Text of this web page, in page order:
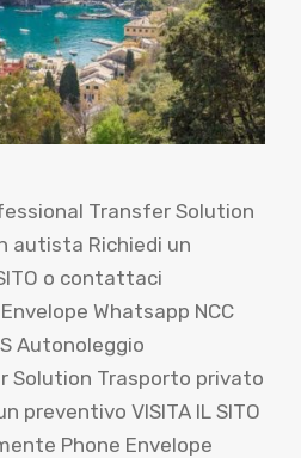
Transfer Solution
autista Richiedi un
o contattaci
Whatsapp NCC
Autonoleggio
Solution Trasporto privato
preventivo VISITA IL SITO
Phone Envelope